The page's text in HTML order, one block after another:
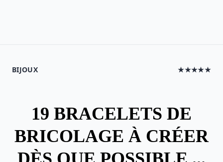
BIJOUX ★★★★★
19 BRACELETS DE
BRICOLAGE À CRÉER